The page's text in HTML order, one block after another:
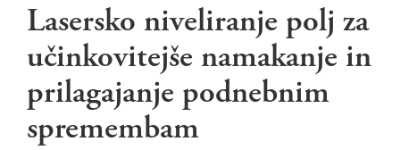
Lasersko niveliranje polj za
učinkovitejše namakanje in
prilagajanje podnebnim
spremembam